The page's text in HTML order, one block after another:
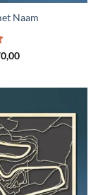
Naam
Prijsklasse: